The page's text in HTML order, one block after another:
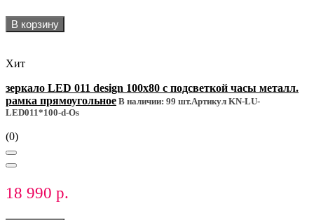
В корзину
Хит
зеркало LED 011 design 100x80 с подсветкой часы металл.
рамка прямоугольное В наличии: 99 шт.Артикул KN-LU-
LED011*100-d-Os
(0)
18 990 р.